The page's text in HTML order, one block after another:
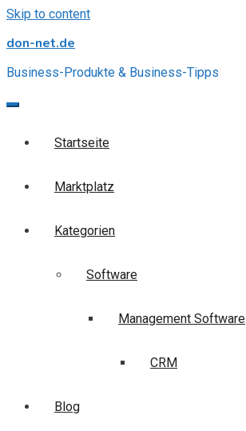
Skip to content
don-net.de
Business-Produkte & Business-Tipps
Startseite
Marktplatz
Kategorien
Software
Management Software
CRM
Blog